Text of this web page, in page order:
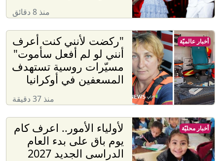
منذ 8 دقائق
"ركضت لأنني كنت أعرف
أنني لو لم أفعل سأموت"
مسيّرات روسية تستهدف
المسعفين في أوكرانيا
منذ 37 دقيقة
أخبار عالميّة
لأولياء الأمور.. اعرف كام
يوم باق على بدء العام
الدراسى الجديد 2027
أخبار محليّة